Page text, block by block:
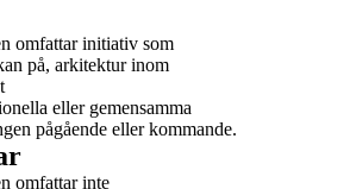
omfattar initiativ som
på, arkitektur inom
eller gemensamma
pågående eller kommande.
omfattar inte